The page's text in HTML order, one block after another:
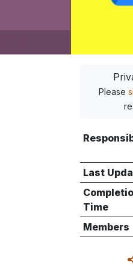
Please
Last
Time
Members